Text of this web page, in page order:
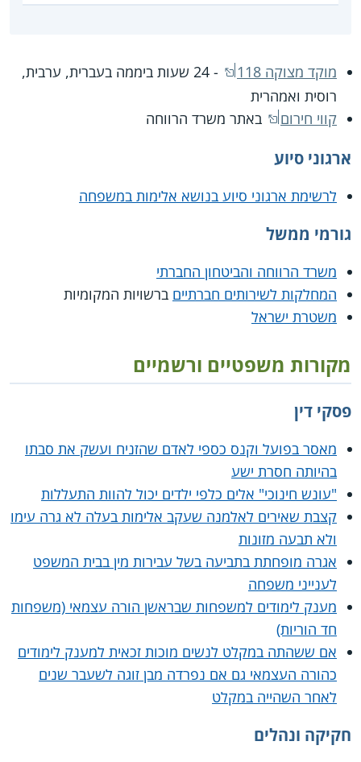
מוקד מצוקה 118
- 24 שעות ביממה בעברית, ערבית,
רוסית ואמהרית
קווי חירום
באתר משרד הרווחה
ארגוני סיוע
לרשימת ארגוני סיוע בנושא אלימות במשפחה
גורמי ממשל
משרד הרווחה והביטחון החברתי
המחלקות לשירותים חברתיים ברשויות המקומיות
משטרת ישראל
מקורות משפטיים ורשמיים
פסקי דין
מאסר בפועל וקנס כספי לאדם שהזניח ועשק את סבתו
בהיותה חסרת ישע
"עונש חינוכי" אלים כלפי ילדים יכול להוות התעללות
קצבת שאירים לאלמנה שעקב אלימות בעלה לא גרה עימו
ולא תבעה מזונות
אגרה מופחתת בתביעה בשל עבירות מין בבית המשפט
לענייני משפחה
מענק לימודים למשפחות שבראשן הורה עצמאי (משפחות
חד הוריות)
אם ששהתה במקלט לנשים מוכות זכאית למענק לימודים
כהורה העצמאי גם אם נפרדה מבן זוגה לשעבר שנים
לאחר השהייה במקלט
חקיקה ונהלים